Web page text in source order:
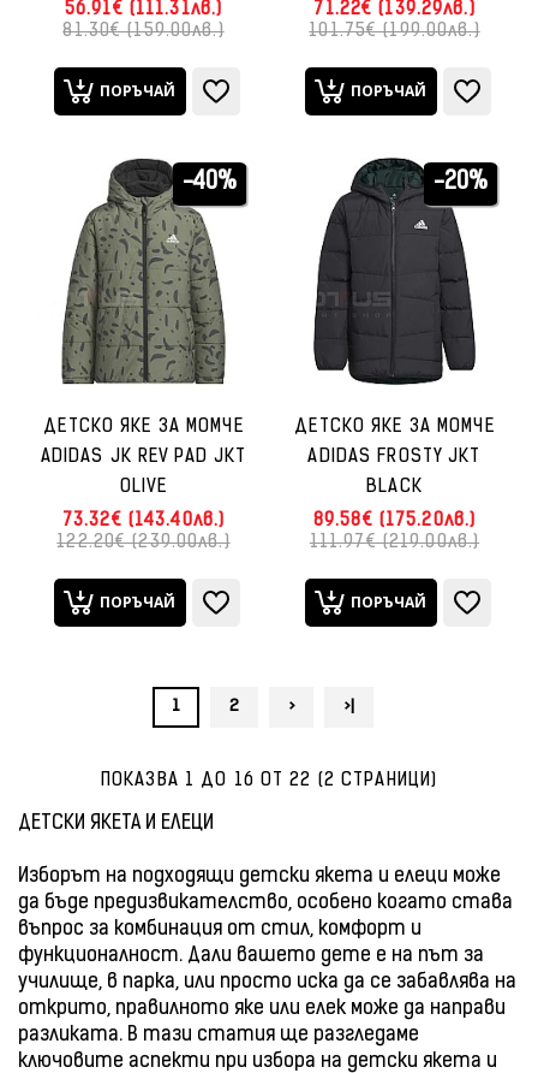
56.91€ (111.31лв.)
81.30€ (159.00лв.)
ПОРЪЧАЙ
71.22€ (139.29лв.)
101.75€ (199.00лв.)
ПОРЪЧАЙ
-40%
ДЕТСКО ЯКЕ ЗА МОМЧЕ
ADIDAS JK REV PAD JKT
OLIVE
73.32€ (143.40лв.)
122.20€ (239.00лв.)
ПОРЪЧАЙ
-20%
ДЕТСКО ЯКЕ ЗА МОМЧЕ
ADIDAS FROSTY JKT
BLACK
89.58€ (175.20лв.)
111.97€ (219.00лв.)
ПОРЪЧАЙ
1 2 > >|
ПОКАЗВА 1 ДО 16 ОТ 22 (2 СТРАНИЦИ)
ДЕТСКИ ЯКЕТА И ЕЛЕЦИ
Изборът на подходящи детски якета и елеци може
да бъде предизвикателство, особено когато става
въпрос за комбинация от стил, комфорт и
функционалност. Дали вашето дете е на път за
училище, в парка, или просто иска да се забавлява на
открито, правилното яке или елек може да направи
разликата. В тази статия ще разгледаме
ключовите аспекти при избора на детски якета и